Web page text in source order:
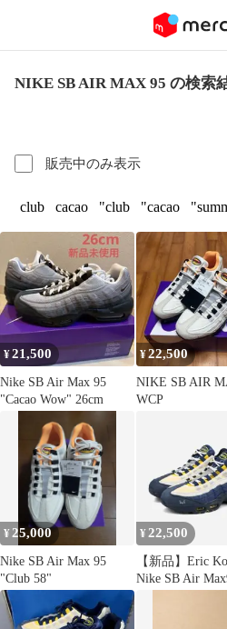
NIKE SB AIR MAX 95 の検索
販売中のみ表示
club cacao "club "cacao
¥21,500
Nike SB Air Max 95
"Cacao Wow" 26cm
¥22,500
NIKE SB AIR
WCP
¥ 25,000
Nike SB Air Max 95
"Club 58"
¥22,500
【新品】Eric
Nike SB Air